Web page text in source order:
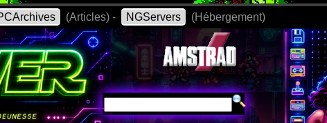
(Articles) - NGServers (Hébergement)